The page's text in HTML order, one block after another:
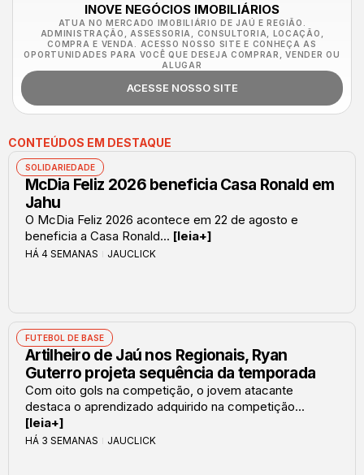
INOVE NEGÓCIOS IMOBILIÁRIOS
ATUA NO MERCADO IMOBILIÁRIO DE JAÚ E REGIÃO.
ADMINISTRAÇÃO, ASSESSORIA, CONSULTORIA, LOCAÇÃO,
COMPRA E VENDA. ACESSO NOSSO SITE E CONHEÇA AS
OPORTUNIDADES PARA VOCÊ QUE DESEJA COMPRAR, VENDER OU
ALUGAR
ACESSE NOSSO SITE
CONTEÚDOS EM DESTAQUE
SOLIDARIEDADE
McDia Feliz 2026 beneficia Casa Ronald em
Jahu
O McDia Feliz 2026 acontece em 22 de agosto e
beneficia a Casa Ronald... [leia+]
HÁ 4 SEMANAS JAUCLICK
FUTEBOL DE BASE
Artilheiro de Jaú nos Regionais, Ryan
Guterro projeta sequência da temporada
Com oito gols na competição, o jovem atacante
destaca o aprendizado adquirido na competição...
[leia+]
HÁ 3 SEMANAS JAUCLICK